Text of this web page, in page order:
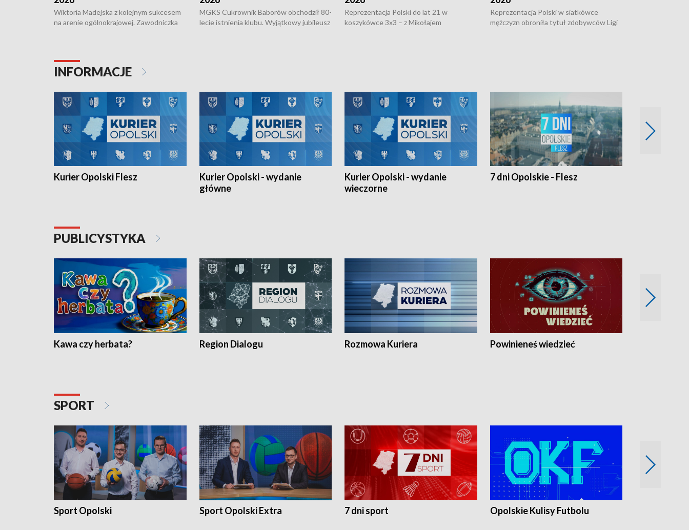
Wiktoria Madejska z kolejnym sukcesem
na arenie ogólnokrajowej. Zawodniczka
torowym.
MGKS Cukrownik Baborów obchodził 80-
lecie istnienia klubu. Wyjątkowy jubileusz
Reprezentacja Polski do lat 21 w
koszykówce 3x3 – z Mikołajem
Reprezentacja Polski w siatkówce
mężczyzn obroniła tytuł zdobywców Ligi
INFORMACJE
Kurier Opolski Flesz
Kurier Opolski - wydanie
główne
Kurier Opolski - wydanie
wieczorne
7 dni Opolskie - Flesz
PUBLICYSTYKA
Kawa czy herbata? Region Dialogu Rozmowa Kuriera Powinieneś wiedzieć
SPORT
Sport Opolski Sport Opolski Extra 7 dni sport Opolskie Kulisy Futbolu